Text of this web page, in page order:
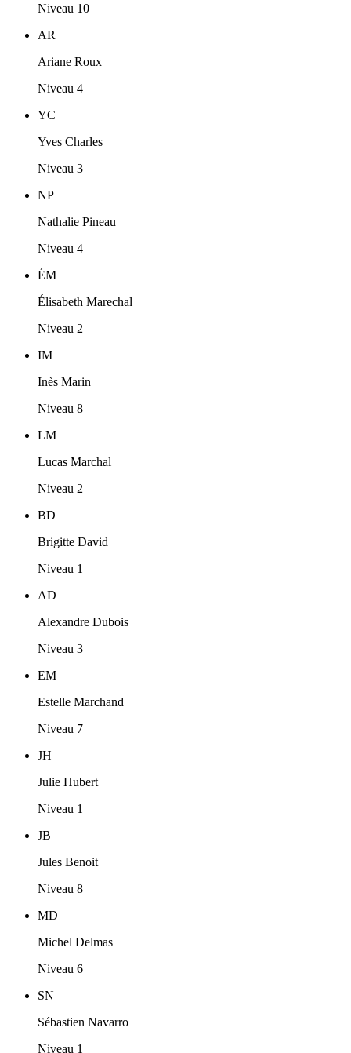
Niveau 10
AR
Ariane Roux
Niveau 4
YC
Yves Charles
Niveau 3
NP
Nathalie Pineau
Niveau 4
ÉM
Élisabeth Marechal
Niveau 2
IM
Inès Marin
Niveau 8
LM
Lucas Marchal
Niveau 2
BD
Brigitte David
Niveau 1
AD
Alexandre Dubois
Niveau 3
EM
Estelle Marchand
Niveau 7
JH
Julie Hubert
Niveau 1
JB
Jules Benoit
Niveau 8
MD
Michel Delmas
Niveau 6
SN
Sébastien Navarro
Niveau 1